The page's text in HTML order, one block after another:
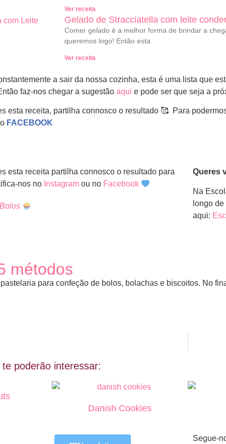
Ver receita
Gelado de Stracciatella com leite
Comer gelado é a melhor forma de brindar a
queremos logo! Então esta
Ver receita
a sair da nossa cozinha, esta é uma lista que
faz-nos chegar a sugestão aqui e pode ser que seja a
esta receita, partilha connosco o resultado 🥰 Para
FACEBOOK
esta receita partilha connosco o resultado para
nos no Instagram ou no Facebook
Queres
Na
longo
aqui:
métodos
para confeção de bolos, bolachas e biscoitos. No
poderão interessar:
Danish Cookies
Segue-